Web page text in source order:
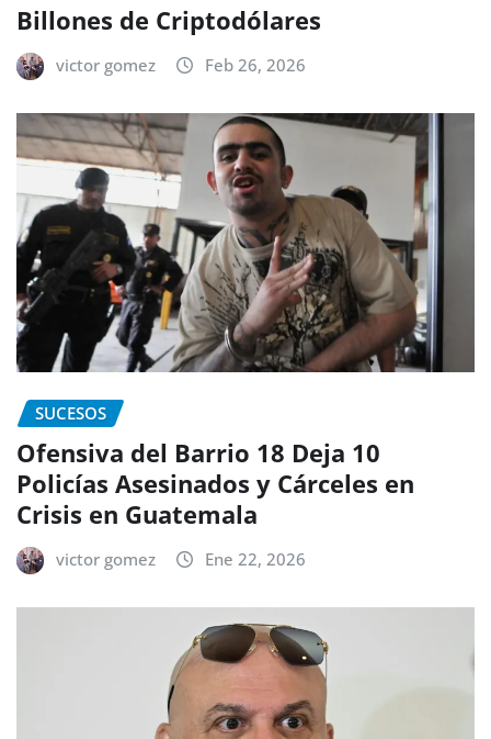
Billones de Criptodólares
victor gomez Feb 26, 2026
SUCESOS
Ofensiva del Barrio 18 Deja 10
Policías Asesinados y Cárceles en
Crisis en Guatemala
victor gomez Ene 22, 2026